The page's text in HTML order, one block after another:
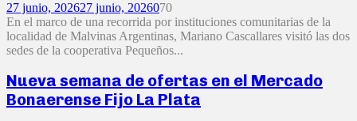
27 junio, 202627 junio, 2026070
En el marco de una recorrida por instituciones comunitarias de la
localidad de Malvinas Argentinas, Mariano Cascallares visitó las dos
sedes de la cooperativa Pequeños...
Nueva semana de ofertas en el Mercado
Bonaerense Fijo La Plata